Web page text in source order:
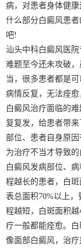
病，对患者身体健
什么部分白癜风患
吧!
汕头中科白癜风医
难题至今还未攻破
当，很多患者都是
病情反复，无法痊
白癜风治疗面临的
复复发，给患者带
部位、患者自身原
为治疗不当才导致的
白癜风发病部位、
程越长的患者，白
表总面积70%以上
程越短，白斑面积
疗一般都能痊愈。白
像面部白癜风，治